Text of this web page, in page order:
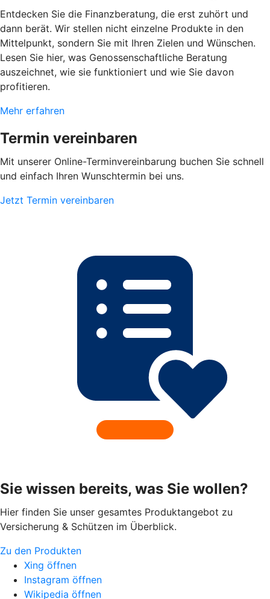
Entdecken Sie die Finanzberatung, die erst zuhört und
dann berät. Wir stellen nicht einzelne Produkte in den
Mittelpunkt, sondern Sie mit Ihren Zielen und Wünschen.
Lesen Sie hier, was Genossenschaftliche Beratung
auszeichnet, wie sie funktioniert und wie Sie davon
profitieren.
Mehr erfahren
Termin vereinbaren
Mit unserer Online-Terminvereinbarung buchen Sie schnell
und einfach Ihren Wunschtermin bei uns.
Jetzt Termin vereinbaren
Sie wissen bereits, was Sie wollen?
Hier finden Sie unser gesamtes Produktangebot zu
Versicherung & Schützen im Überblick.
Zu den Produkten
Xing öffnen
Instagram öffnen
Wikipedia öffnen